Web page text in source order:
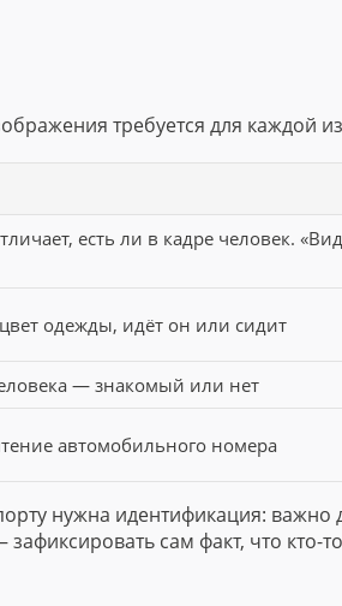
требуется для каждой
есть ли в кадре человек.
одежды, идёт он или сидит
— знакомый или нет
автомобильного номера
нужна идентификация: важно
сам факт, что кто-